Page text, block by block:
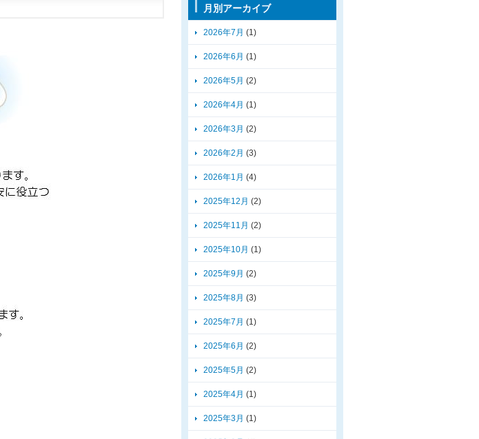
月別アーカイブ
2026年7月 (1)
2026年6月 (1)
2026年5月 (2)
2026年4月 (1)
2026年3月 (2)
2026年2月 (3)
2026年1月 (4)
2025年12月 (2)
2025年11月 (2)
2025年10月 (1)
2025年9月 (2)
2025年8月 (3)
2025年7月 (1)
2025年6月 (2)
2025年5月 (2)
2025年4月 (1)
2025年3月 (1)